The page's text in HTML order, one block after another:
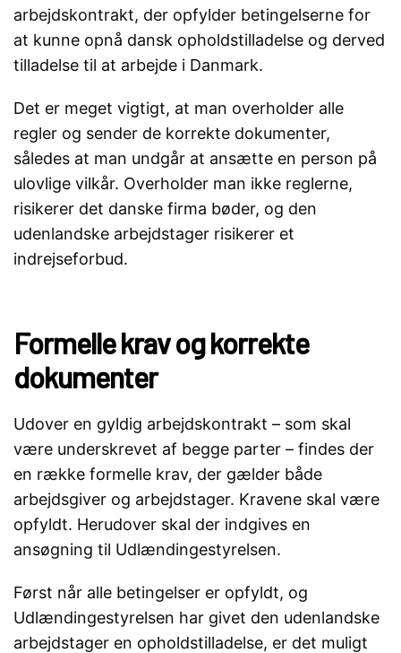
arbejdskontrakt, der opfylder betingelserne for
at kunne opnå dansk opholdstilladelse og derved
tilladelse til at arbejde i Danmark.
Det er meget vigtigt, at man overholder alle
regler og sender de korrekte dokumenter,
således at man undgår at ansætte en person på
ulovlige vilkår. Overholder man ikke reglerne,
risikerer det danske firma bøder, og den
udenlandske arbejdstager risikerer et
indrejseforbud.
Formelle krav og korrekte
dokumenter
Udover en gyldig arbejdskontrakt – som skal
være underskrevet af begge parter – findes der
en række formelle krav, der gælder både
arbejdsgiver og arbejdstager. Kravene skal være
opfyldt. Herudover skal der indgives en
ansøgning til Udlændingestyrelsen.
Først når alle betingelser er opfyldt, og
Udlændingestyrelsen har givet den udenlandske
arbejdstager en opholdstilladelse, er det muligt